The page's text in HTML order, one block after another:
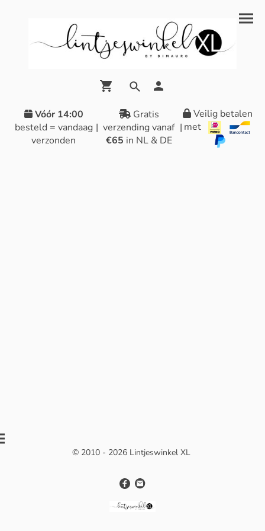
Vóór 14:00
besteld = vandaag
verzonden
|
Gratis
verzending vanaf
€65 in NL & DE
|
Veilig betalen
met
© 2010 - 2026 Lintjeswinkel XL